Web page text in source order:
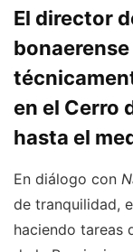
El director
en el Cerro
hasta el
En diálogo con
de tranquilidad,
haciendo tareas